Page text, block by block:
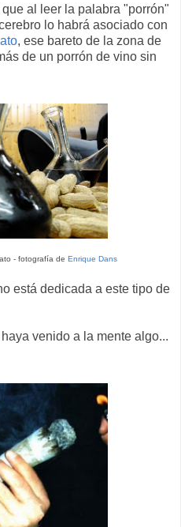
al leer la palabra "porrón"
lo habrá asociado con
, ese bareto de la zona de
de un porrón de vino sin
- fotografía de Enrique Dans
está dedicada a este tipo de
venido a la mente algo...